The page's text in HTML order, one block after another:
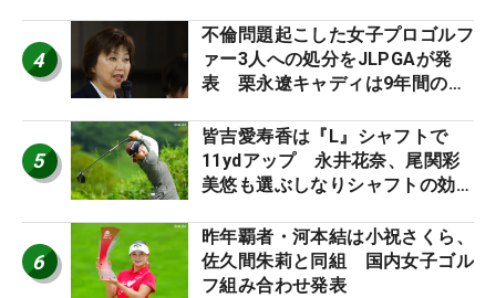
ロたちの“飛ばしギア”】
4
不倫問題起こした女子プロゴルフ
ァー3人への処分をJLPGAが発
表 栗永遼キャディは9年間の立
5
皆吉愛寿香は『L』シャフトで
11ydアップ 永井花奈、尾関彩
美悠も選ぶしなりシャフトの効果
ア”】
6
昨年覇者・河本結は小祝さくら、
佐久間朱莉と同組 国内女子ゴル
フ組み合わせ発表